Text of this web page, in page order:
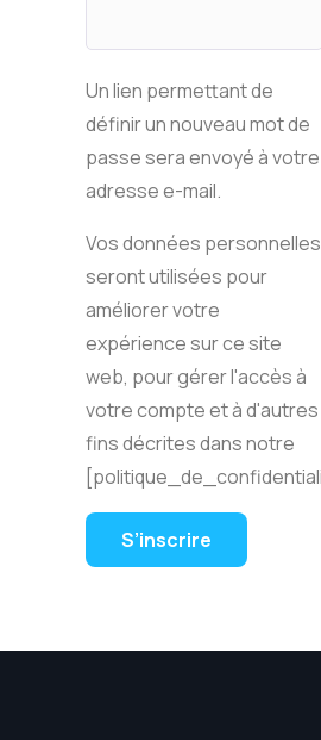
Un lien permettant de
définir un nouveau mot de
passe sera envoyé à votre
adresse e-mail.
Vos données personnelles
seront utilisées pour
améliorer votre
expérience sur ce site
web, pour gérer l'accès à
votre compte et à d'autres
fins décrites dans notre
S’inscrire